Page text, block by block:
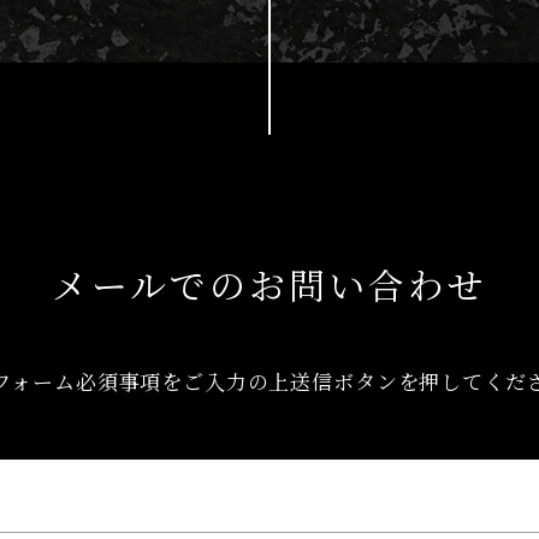
メールでのお問い合わせ
ォーム必須事項をご入力の上送信ボタンを押してくだ